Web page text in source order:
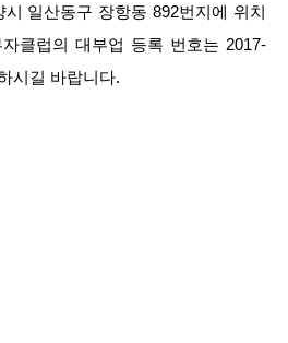
일산동구 장항동 892번지에 위치
클럽의 대부업 등록 번호는 2017-
시길 바랍니다.